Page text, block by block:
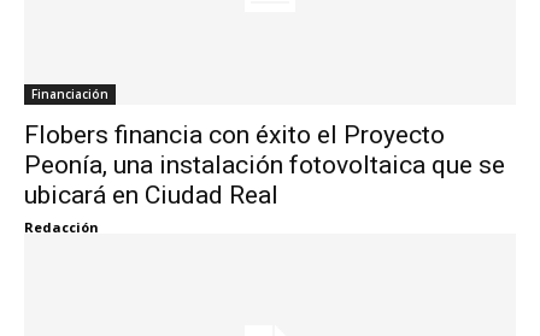
Financiación
Flobers financia con éxito el Proyecto
Peonía, una instalación fotovoltaica que se
ubicará en Ciudad Real
Redacción